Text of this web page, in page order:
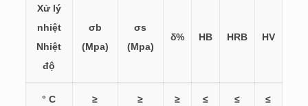
Xử lý
nhiệt
Nhiệt
độ
σb
(Mpa)
σs
(Mpa)
δ% HB HRB HV
° C ≥ ≥ ≥ ≤ ≤ ≤